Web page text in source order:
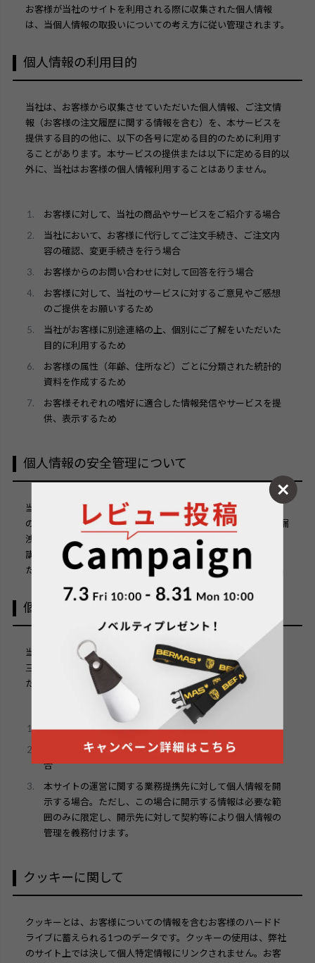
お客様が当社のサイトを利用される際に収集された個人情報
は、当個人情報の取扱いについての考え方に従い管理されます。
個人情報の利用目的
当社は、お客様から収集させていただいた個人情報、ご注文情
報（お客様の注文履歴に関する情報を含む）を、本サービスを
提供する目的の他に、以下の各号に定める目的のために利用す
ることがあります。本サービスの提供または以下に定める目的以
外に、当社はお客様の個人情報利用することはありません。
お客様に対して、当社の商品やサービスをご紹介する場合
当社において、お客様に代行してご注文手続き、ご注文内
容の確認、変更手続きを行う場合
お客様からのお問い合わせに対して回答を行う場合
お客様に対して、当社のサービスに対するご意見やご感想
のご提供をお願いするため
当社がお客様に別途連絡の上、個別にご了解をいただいた
目的に利用するため
お客様の属性（年齢、住所など）ごとに分類された統計的
資料を作成するため
お客様それぞれの嗜好に適合した情報発信やサービスを提
供、表示するため
個人情報の安全管理について
当社は個人情報の正確性及び安全性を確保する為、個人情報へ
のアクセス管理、持ち出し手段の制限、不正アクセスおよび、漏
洩、紛失、破壊、改ざんなどに対しては、合理的な安全対策を
講じるとともに、万一、漏洩等個人情報に関する事故が発生し
た場合には、再発防止策を含む適切な対策を速やかに講じます。
個人情報の第三者への開示
当社は、個人情報を本人の許可無く他の事業者や個人などの第
三者に提供および公開することはありません。
ただし、以下に該当する場合はその限りではありません。
情報提供について本人の同意がある場合
官公庁等の公的機関から法令に基づき開示を求められた場
合
本サイトの運営に関する業務提携先に対して個人情報を開
示する場合。ただし、この場合に開示する情報は必要な範
囲のみに限定し、開示先に対して契約等により個人情報の
管理を義務付けます。
クッキーに関して
クッキーとは、お客様についての情報を含むお客様のハードド
ライブに蓄えられる1つのデータです。クッキーの使用は、弊社
のサイト上では決して個人特定情報にリンクされません。お客